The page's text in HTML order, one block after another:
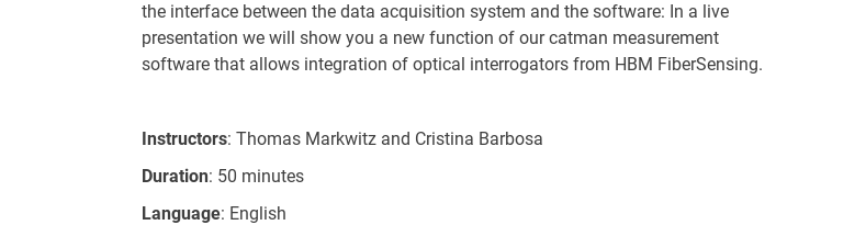
the interface between the data acquisition system and the software: In a live
presentation we will show you a new function of our catman measurement
software that allows integration of optical interrogators from HBM FiberSensing.
Instructors: Thomas Markwitz and Cristina Barbosa
Duration: 50 minutes
Language: English